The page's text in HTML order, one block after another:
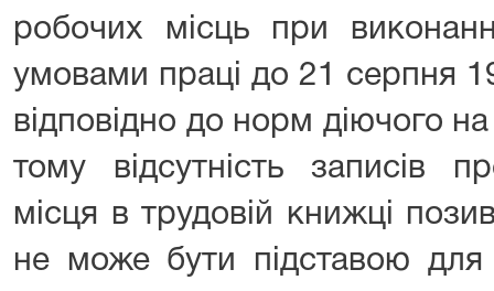
робочих місць при
умовами праці до 21 серпня
відповідно до норм діючого
тому відсутність записів
місця в трудовій книжці
не може бути підставою для